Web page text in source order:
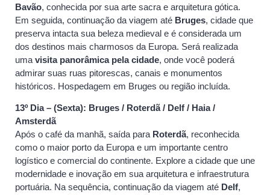
Bavão, conhecida por sua arte sacra e arquitetura gótica.
Em seguida, continuação da viagem até Bruges, cidade que
preserva intacta sua beleza medieval e é considerada um
dos destinos mais charmosos da Europa. Será realizada
uma visita panorâmica pela cidade, onde você poderá
admirar suas ruas pitorescas, canais e monumentos
históricos. Hospedagem em Bruges ou região incluída.
13º Dia – (Sexta): Bruges / Roterdã / Delf / Haia /
Amsterdã
Após o café da manhã, saída para Roterdã, reconhecida
como o maior porto da Europa e um importante centro
logístico e comercial do continente. Explore a cidade que une
modernidade e inovação em sua arquitetura e infraestrutura
portuária. Na sequência, continuação da viagem até Delf,